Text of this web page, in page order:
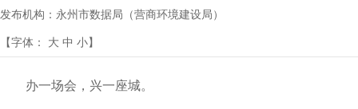
发布机构： 永州市数据局（营商环境建设局）
【字体： 大 中 小】
办一场会，兴一座城。